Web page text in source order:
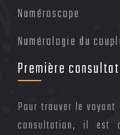
Numéroscope
Numérologie du
Première
Pour trouver le
consultation, il est